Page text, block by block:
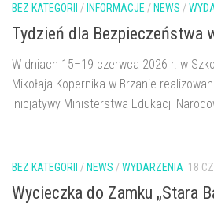
BEZ KATEGORII / INFORMACJE / NEWS /
Tydzień dla Bezpieczeństwa
W dniach 15–19 czerwca 2026 r. w
Mikołaja Kopernika w Brzanie
inicjatywy Ministerstwa Edukacji
BEZ KATEGORII / NEWS /WYDARZENIA 18
Wycieczka do Zamku „Stara